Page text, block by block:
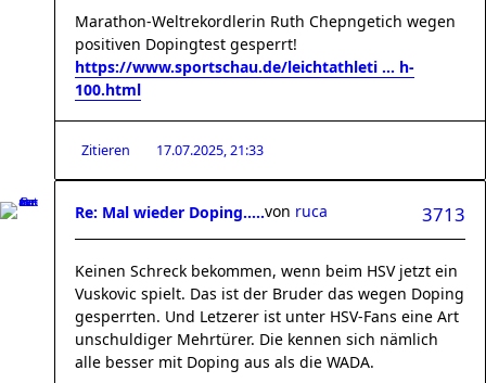
Marathon-Weltrekordlerin Ruth Chepngetich wegen
positiven Dopingtest gesperrt!
https://www.sportschau.de/leichtathleti ... h-
100.html
Zitieren 17.07.2025, 21:33
Re: Mal wieder Doping..... 3713
von ruca
Keinen Schreck bekommen, wenn beim HSV jetzt ein
Vuskovic spielt. Das ist der Bruder das wegen Doping
gesperrten. Und Letzerer ist unter HSV-Fans eine Art
unschuldiger Mehrtürer. Die kennen sich nämlich
alle besser mit Doping aus als die WADA.